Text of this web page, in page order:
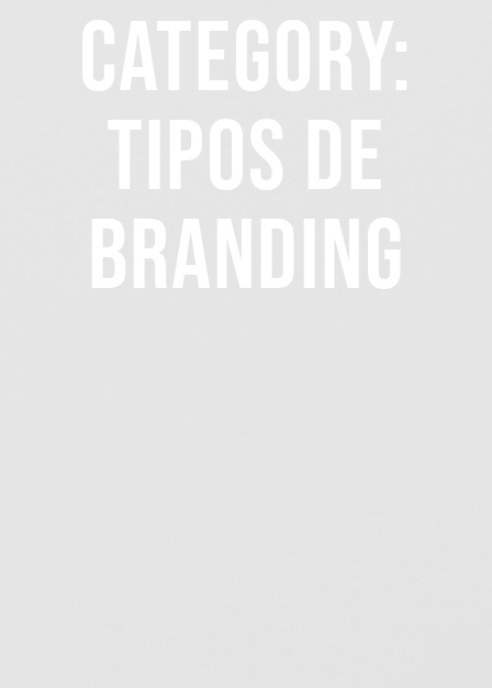
Category:
Tipos de
Branding